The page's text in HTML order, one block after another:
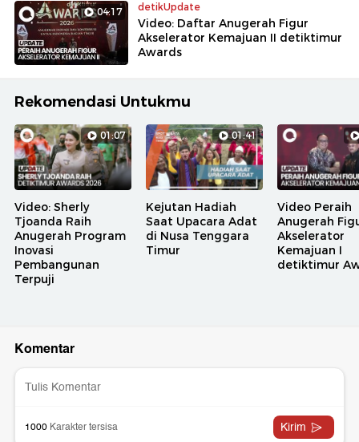
04:17 detikUpdate
Video: Daftar Anugerah Figur
Akselerator Kemajuan II detiktimur
Awards
Rekomendasi Untukmu
01:07
Video: Sherly
Tjoanda Raih
Anugerah Program
Inovasi
Pembangunan
Terpuji
01:41
Kejutan Hadiah
Saat Upacara Adat
di Nusa Tenggara
Timur
Video Peraih
Anugerah
Akselerator
Kemajuan I
detiktimur